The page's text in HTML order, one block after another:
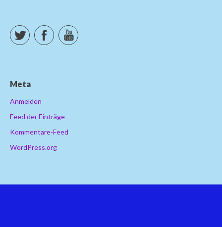
TwitterFacebookYouTube
Meta
Anmelden
Feed der Einträge
Kommentare-Feed
WordPress.org